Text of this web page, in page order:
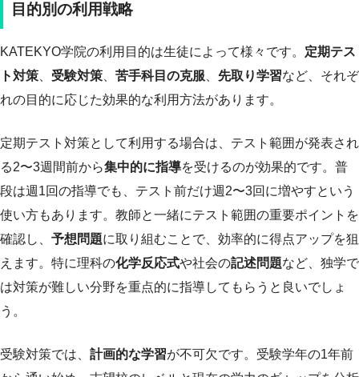
目的別の利用戦略
KATEKYO学院の利用目的は生徒によって様々です。 定期テス
ト対策
受験対策 苦手科目の克服 先取り学習など、それぞ
れの目的に応じた効果的な利用方法があります。
定期テスト対策として利用する場合は、テスト範囲が発表され
る2〜3週間前から集中的に指導を受けるのが効果的です。普
段は週1回の指導でも、テスト前だけ週2〜3回に増やすという
使い方もあります。教師と一緒にテスト範囲の重要ポイントを
確認し、 予想問題に取り組むことで、効率的に得点アップを狙
えます。特に理科の化学反応式や社会の記述問題など、独学で
は対策が難しい分野を重点的に指導してもらうと良いでしょ
う。
受験対策では、 計画的な学習が不可欠です。受験学年の1年前